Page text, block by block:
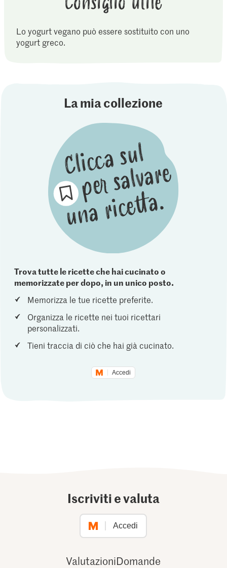
Lo yogurt vegano può essere sostituito con uno
yogurt greco.
La mia collezione
Trova tutte le ricette che hai cucinato o
memorizzate per dopo, in un unico posto.
Memorizza le tue ricette preferite.
Organizza le ricette nei tuoi ricettari
personalizzati.
Tieni traccia di ciò che hai già cucinato.
Accedi
Iscriviti e valuta
Accedi
ValutazioniDomande